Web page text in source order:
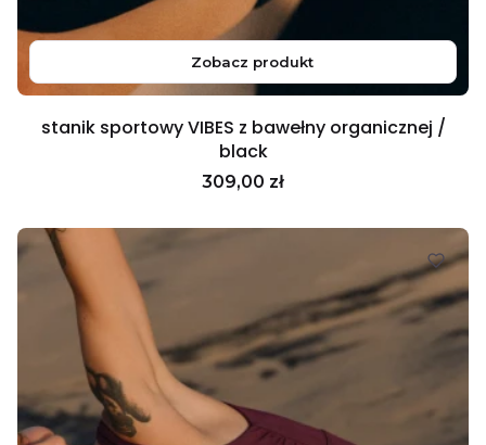
Zobacz produkt
stanik sportowy VIBES z bawełny organicznej /
black
Cena
309,00 zł